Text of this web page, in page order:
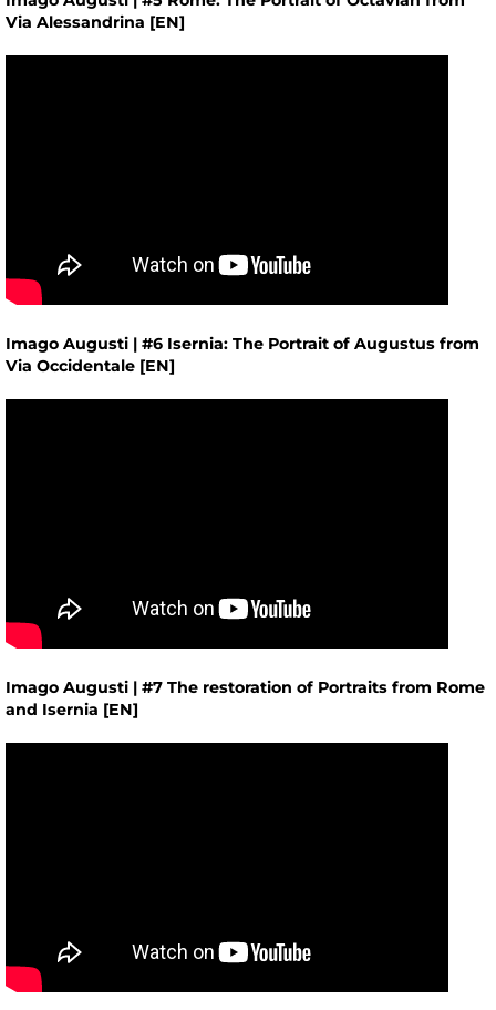
Via Alessandrina [EN]
Imago Augusti | #6 Isernia: The Portrait of Augustus from
Via Occidentale [EN]
Imago Augusti | #7 The restoration of Portraits from Rome
and Isernia [EN]